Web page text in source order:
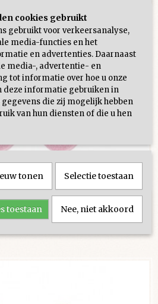
bedel roze
cookies gebruikt
gebruikt voor verkeersanalyse,
media-functies en het
en advertenties. Daarnaast
media-, advertentie- en
tot informatie over hoe u onze
deze informatie gebruiken in
die zij mogelijk hebben
van hun diensten of die u hen
tonen Selectie toestaan
toestaan Nee, niet akkoord